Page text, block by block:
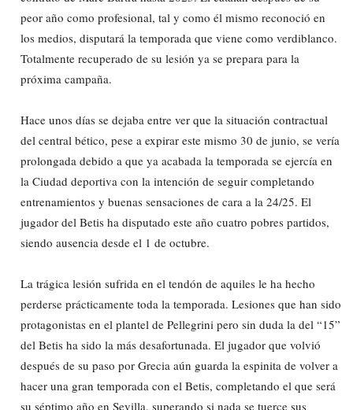
peor año como profesional, tal y como él mismo reconoció en
los medios, disputará la temporada que viene como verdiblanco.
Totalmente recuperado de su lesión ya se prepara para la
próxima campaña.
Hace unos días se dejaba entre ver que la situación contractual
del central bético, pese a expirar este mismo 30 de junio, se vería
prolongada debido a que ya acabada la temporada se ejercía en
la Ciudad deportiva con la intención de seguir completando
entrenamientos y buenas sensaciones de cara a la 24/25. El
jugador del Betis ha disputado este año cuatro pobres partidos,
siendo ausencia desde el 1 de octubre.
La trágica lesión sufrida en el tendón de aquiles le ha hecho
perderse prácticamente toda la temporada. Lesiones que han sido
protagonistas en el plantel de Pellegrini pero sin duda la del “15”
del Betis ha sido la más desafortunada. El jugador que volvió
después de su paso por Grecia aún guarda la espinita de volver a
hacer una gran temporada con el Betis, completando el que será
su séptimo año en Sevilla, superando si nada se tuerce sus